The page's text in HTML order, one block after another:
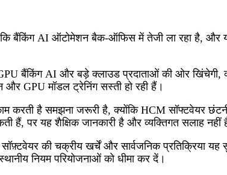
है कि बैंकिंग AI ऑटोमेशन बैक-ऑफिस में तेजी ला रहा है,
बैंकिंग AI और बड़े क्लाउड प्रदाताओं की ओर
GPU मॉडल ट्रेनिंग सस्ती हो रही हैं।
करती है समझना जरूरी है, क्योंकि HCM सॉफ्टवेयर
पर यह शैक्षिक जानकारी है और व्यक्तिगत सलाह नहीं
की चक्रीय खर्चें और सार्वजनिक प्रतिक्रिया
नियम परियोजनाओं को धीमा कर दें।